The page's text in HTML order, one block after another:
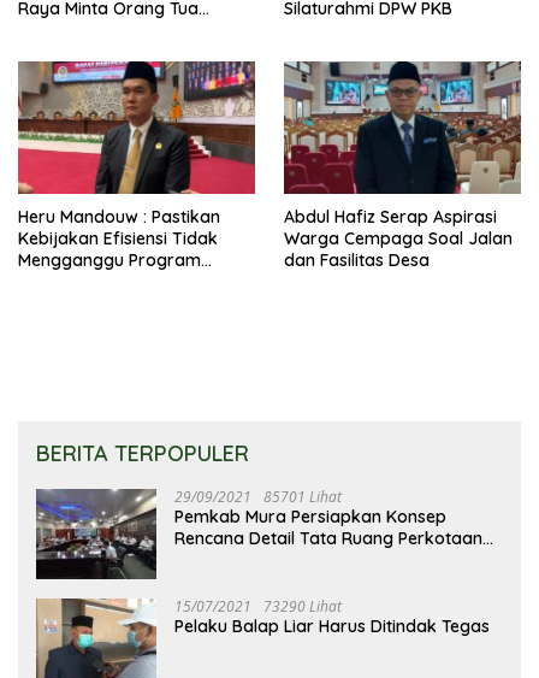
Raya Minta Orang Tua
Silaturahmi DPW PKB
Heru Mandouw : Pastikan
Kebijakan Efisiensi Tidak
Mengganggu Program
Abdul Hafiz Serap Aspirasi
Warga Cempaga Soal Jalan
dan Fasilitas Desa
BERITA TERPOPULER
29/09/2021 85701 Lihat
Pemkab Mura Persiapkan Konsep
Rencana Detail Tata Ruang Perkotaan
15/07/2021 73290 Lihat
Pelaku Balap Liar Harus Ditindak Tegas